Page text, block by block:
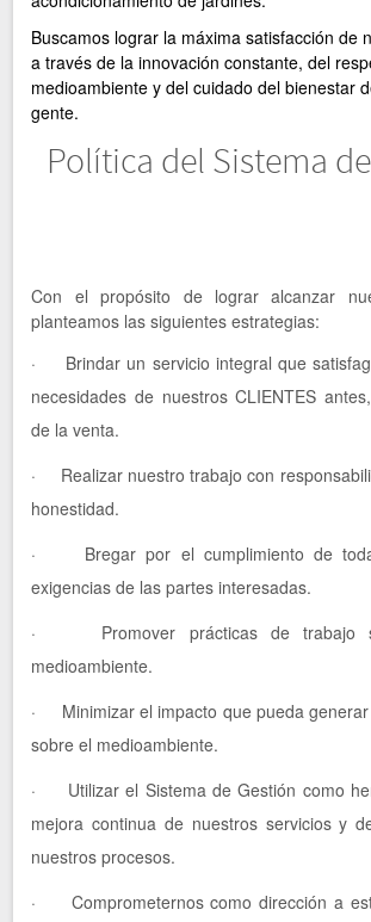
Buscamos lograr la máxima satisfacción de
a través de la innovación constante, del
medioambiente y del cuidado del bienestar
gente.
Política del Sistema
Con el propósito de lograr alcanzar
planteamos las siguientes estrategias:
· Brindar un servicio integral que
necesidades de nuestros CLIENTES
de la venta.
· Realizar nuestro trabajo con
honestidad.
· Bregar por el cumplimiento de
exigencias de las partes interesadas.
· Promover prácticas de trabajo
medioambiente.
· Minimizar el impacto que pueda generar
sobre el medioambiente.
· Utilizar el Sistema de Gestión como
mejora continua de nuestros servicios y
nuestros procesos.
· Comprometernos como dirección a